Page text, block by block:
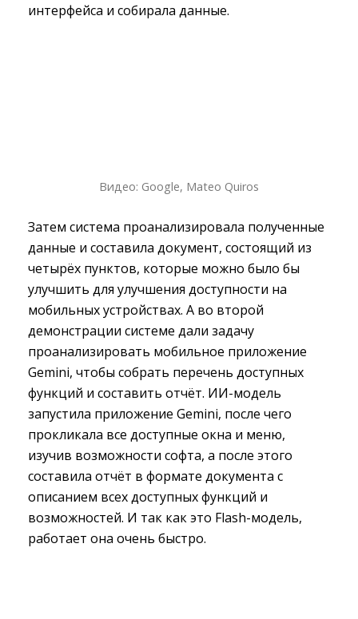
интерфейса и собирала данные.
Видео: Google, Mateo Quiros
Затем система проанализировала полученные
данные и составила документ, состоящий из
четырёх пунктов, которые можно было бы
улучшить для улучшения доступности на
мобильных устройствах. А во второй
демонстрации системе дали задачу
проанализировать мобильное приложение
Gemini, чтобы собрать перечень доступных
функций и составить отчёт. ИИ-модель
запустила приложение Gemini, после чего
прокликала все доступные окна и меню,
изучив возможности софта, а после этого
составила отчёт в формате документа с
описанием всех доступных функций и
возможностей. И так как это Flash-модель,
работает она очень быстро.